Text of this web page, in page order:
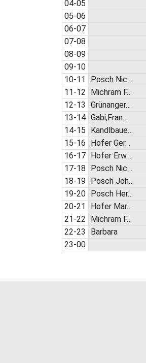
04-05
05-06
06-07
07-08
08-09
09-10
10-11
11-12
12-13
13-14
14-15
15-16
16-17
17-18
18-19
19-20
20-21
21-22
22-23
23-00
Posch Nic…
Michram F…
Grünanger…
Gabi,Fran…
Kandlbaue…
Hofer Ger…
Hofer Erw…
Posch Nic…
Posch Joh…
Posch Her…
Hofer Mar…
Michram F…
Barbara